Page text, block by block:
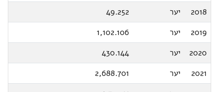
2018
יער
49.252
2019
יער
1,102.106
2020
יער
430.144
2021
יער
2,688.701